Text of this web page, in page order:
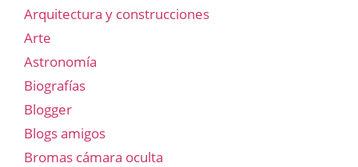
Arquitectura y construcciones
Arte
Astronomía
Biografías
Blogger
Blogs amigos
Bromas cámara oculta